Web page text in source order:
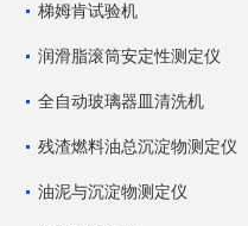
梯姆肯试验机
润滑脂滚筒安定性测定仪
全自动玻璃器皿清洗机
残渣燃料油总沉淀物测定仪
油泥与沉淀物测定仪